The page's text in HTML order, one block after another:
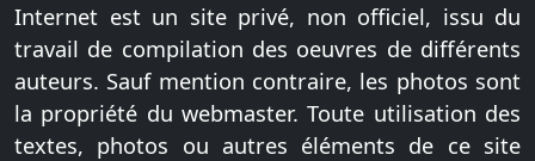
Internet est un site privé, non officiel, issu du
travail de compilation des oeuvres de différents
auteurs. Sauf mention contraire, les photos sont
la propriété du webmaster. Toute utilisation des
textes, photos ou autres éléments de ce site